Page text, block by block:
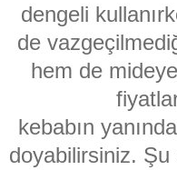
dengeli
de
hem de
kebabın
doyabilirsiniz. Şu